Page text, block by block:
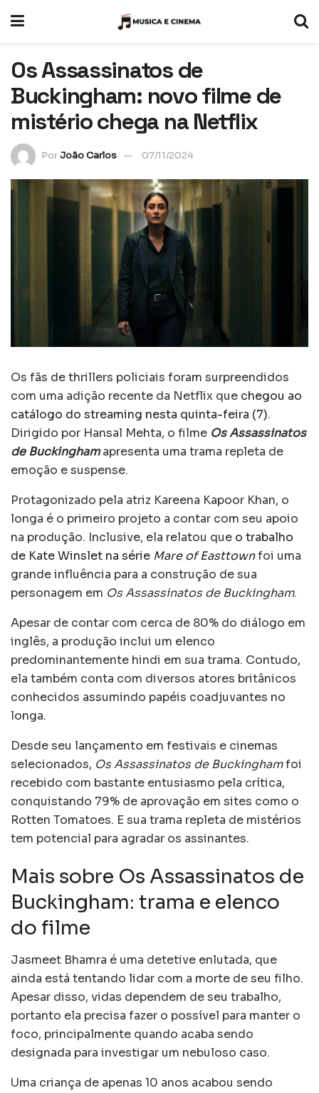
Os Assassinatos de
Buckingham: novo filme de
mistério chega na Netflix
PorJoão Carlos 07/11/2024
Os fãs de thrillers policiais foram surpreendidos
com uma adição recente da Netflix que chegou ao
catálogo do streaming nesta quinta-feira (7).
Dirigido por Hansal Mehta, o filme Os Assassinatos
de Buckinghamapresenta uma trama repleta de
emoção e suspense.
Protagonizado pela atriz Kareena Kapoor Khan, o
longa é o primeiro projeto a contar com seu apoio
na produção. Inclusive, ela relatou que o trabalho
de Kate Winslet na série Mare of Easttownfoi uma
grande influência para a construção de sua
personagem em Os Assassinatos de Buckingham.
Apesar de contar com cerca de 80% do diálogo em
inglês, a produção inclui um elenco
predominantemente hindi em sua trama. Contudo,
ela também conta com diversos atores britânicos
conhecidos assumindo papéis coadjuvantes no
longa.
Desde seu lançamento em festivais e cinemas
selecionados, Os Assassinatos de Buckinghamfoi
recebido com bastante entusiasmo pela crítica,
conquistando 79% de aprovação em sites como o
Rotten Tomatoes. E sua trama repleta de mistérios
tem potencial para agradar os assinantes.
Mais sobre Os Assassinatos de
Buckingham: trama e elenco
do filme
Jasmeet Bhamra é uma detetive enlutada, que
ainda está tentando lidar com a morte de seu filho.
Apesar disso, vidas dependem de seu trabalho,
portanto ela precisa fazer o possível para manter o
foco, principalmente quando acaba sendo
designada para investigar um nebuloso caso.
Uma criança de apenas 10 anos acabou sendo